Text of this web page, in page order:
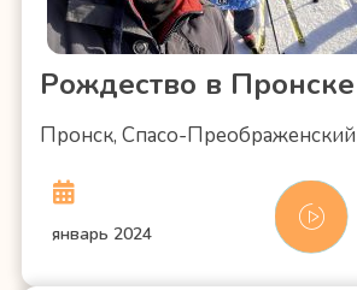
Рождество в Пронске
Пронск, Спасо-
январь 2024